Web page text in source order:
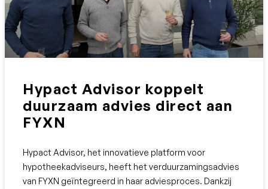
Hypact Advisor koppelt
duurzaam advies direct aan
FYXN
Hypact Advisor, het innovatieve platform voor
hypotheekadviseurs, heeft het verduurzamingsadvies
van FYXN geïntegreerd in haar adviesproces. Dankzij